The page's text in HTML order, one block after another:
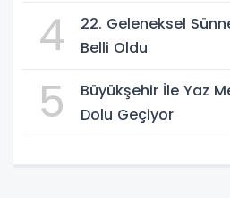
4
22. Geleneksel
Belli Oldu
5
Büyükşehir İle Yaz
Dolu Geçiyor